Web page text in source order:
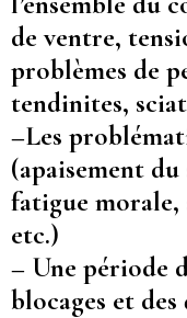
de ventre,
problèmes de
tendinites,
–Les
(apaisement
fatigue morale,
etc.)
– Une période
blocages et